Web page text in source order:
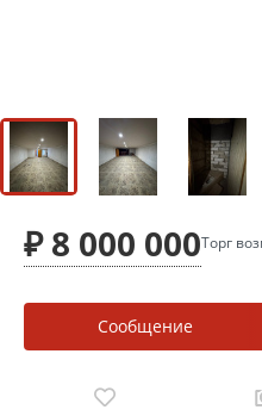
₽ 8 000 000Торг
Сообщение